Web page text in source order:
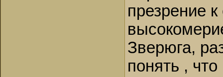
презрение
Зверюга,
понять , что